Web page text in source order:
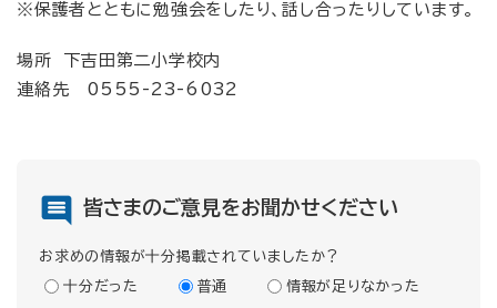
※保護者とともに勉強会をしたり、話し合ったりしています。
場所 下吉田第二小学校内
連絡先 0555-23-6032
皆さまのご意見をお聞かせください
お求めの情報が十分掲載されていましたか？
十分だった 普通 情報が足りなかった